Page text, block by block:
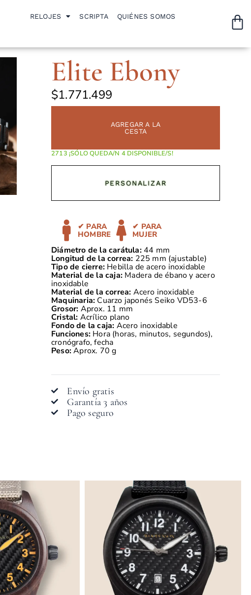
RELOJES SCRIPTA QUIÉNES SOMOS
Elite Ebony
$1.771.499
AGREGAR A LA
CESTA
¡SÓLO QUEDA/N 4 DISPONIBLE/S!
PERSONALIZAR
✔ PARA
HOMBRE
✔ PARA
MUJER
Diámetro de la carátula:44 mm
Longitud de la correa: 225 mm (ajustable)
Tipo de cierre:Hebilla de acero inoxidable
Material de la caja:Madera de ébano y acero
inoxidable
Material de la correa: Acero inoxidable
Maquinaria: Cuarzo japonés Seiko VD53-6
Grosor: Aprox. 11 mm
Cristal: Acrílico plano
Fondo de la caja: Acero inoxidable
Funciones:Hora (horas, minutos, segundos),
cronógrafo, fecha
Peso:Aprox. 70 g
Envío gratis
Garantía 3 años
Pago seguro